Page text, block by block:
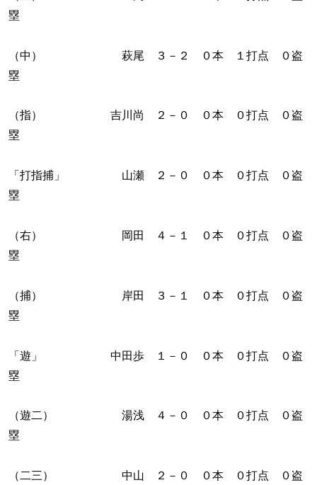
塁
（中） 萩尾 ３－２ ０本 １打点 ０盗
塁
（指） 吉川尚 ２－０ ０本 ０打点 ０盗
塁
「打指捕」 山瀬 ２－０ ０本 ０打点 ０盗
塁
（右） 岡田 ４－１ ０本 ０打点 ０盗
塁
（捕） 岸田 ３－１ ０本 ０打点 ０盗
塁
「遊」 中田歩 １－０ ０本 ０打点 ０盗
塁
（遊二） 湯浅 ４－０ ０本 ０打点 ０盗
塁
（二三） 中山 ２－０ ０本 ０打点 ０盗